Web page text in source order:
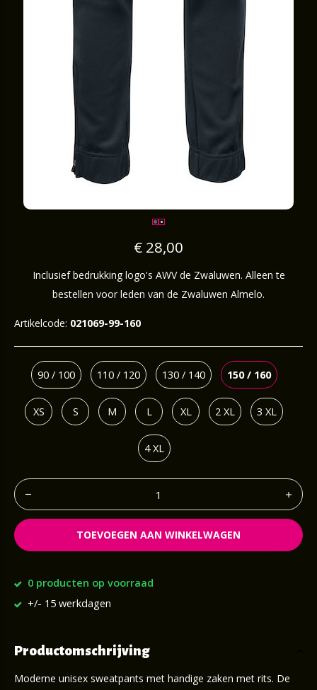
€ 28,00
Inclusief bedrukking logo's AWV de Zwaluwen. Alleen te
bestellen voor leden van de Zwaluwen Almelo.
Artikelcode: 021069-99-160
90 / 100 110 / 120 130 / 140 150 / 160
XS S M L XL 2 XL 3 XL
4 XL
TOEVOEGEN AAN WINKELWAGEN
0 producten op voorraad
+/- 15 werkdagen
Productomschrijving
Moderne unisex sweatpants met handige zaken met rits. De